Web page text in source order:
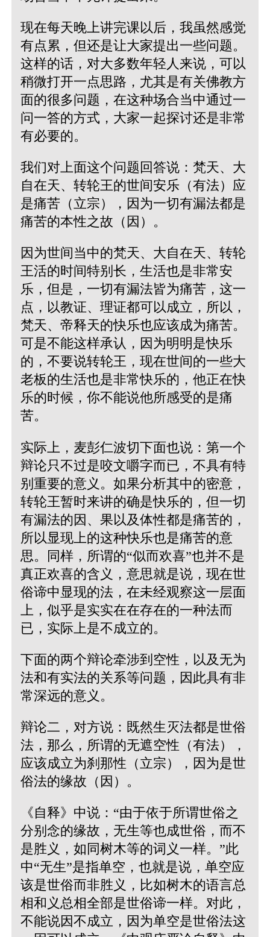
现在每天晚上讲完课以后，我虽然感觉
有点累，但还是让大家提出一些问题。
这样的话，对大多数年轻人来说，可以
稍微打开一点思路，尤其是有关佛教方
面的很多问题，在这种场合当中通过一
问一答的方式，大家一起探讨还是非常
有必要的。
我们对上面这个问题回答说：梵天、大
自在天、转轮王的世间安乐（有法）应
是痛苦（立宗），因为一切有漏法都是
痛苦的本性之故（因）。
因为世间当中的梵天、大自在天、转轮
王活的时间特别长，生活也是非常安
乐，但是，一切有漏法皆为痛苦，这一
点，以教证、理证都可以成立，所以，
梵天、帝释天的快乐也应该成为痛苦。
可是不能这样承认，因为明明是快乐
的，不要说转轮王，现在世间的一些大
老板的生活也是非常快乐的，他正在快
乐的时候，你不能说他所感受的是痛
苦。
实际上，麦彭仁波切下面也说：第一个
辩论只不过是咬文嚼字而已，不具有特
别重要的意义。如果分析其中的密意，
转轮王暂时来讲的确是快乐的，但一切
有漏法的因、果以及体性都是痛苦的，
所以显现上的这种快乐也是痛苦的意
思。同样，所谓的“似而欢喜”也并不是
真正欢喜的含义，意思就是说，现在世
俗谛中显现的法，在未经观察这一层面
上，似乎是实实在在存在的一种法而
已，实际上是不成立的。
下面的两个辩论牵涉到空性，以及无为
法和有实法的关系等问题，因此具有非
常深远的意义。
辩论二，对方说：既然生灭法都是世俗
法，那么，所谓的无遮空性（有法），
应该成立为刹那性（立宗），因为是世
俗法的缘故（因）。
《自释》中说：“由于依于所谓世俗之
分别念的缘故，无生等也成世俗，而不
是胜义，如同树木等的词义一样。”此
中“无生”是指单空，也就是说，单空应
该是世俗而非胜义，比如树木的语言总
相和义总相全部是世俗谛一样。对此，
不能说因不成立，因为单空是世俗法这